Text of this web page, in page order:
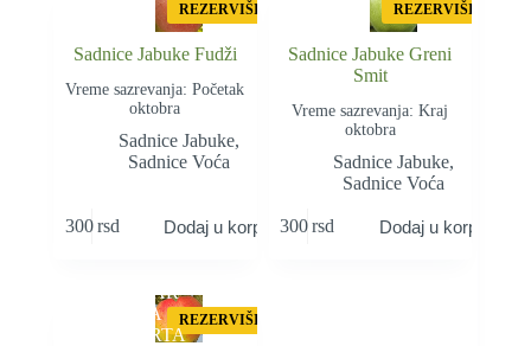
REZERVIŠI
Sadnice Jabuke Fudži
Vreme sazrevanja: Početak
oktobra
Sadnice Jabuke,
Sadnice Voća
300rsd Dodaj u korpu
REZERVIŠI
Sadnice Jabuke Greni
Smit
Vreme sazrevanja: Kraj
oktobra
Sadnice Jabuke,
Sadnice Voća
300 rsd Dodaj u korpu
REZERVIŠI
STAR
A
SORTA